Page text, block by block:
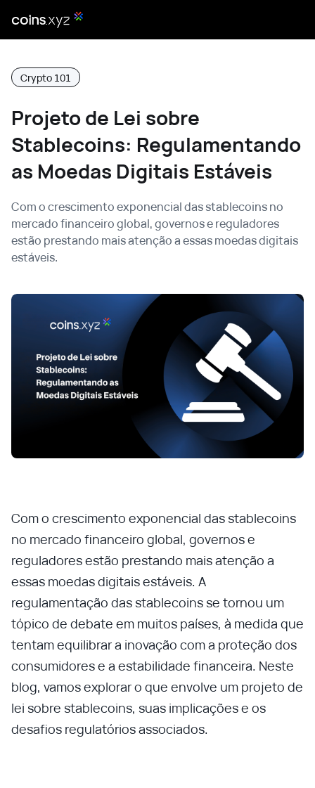
Crypto 101
Projeto de Lei sobre
Stablecoins: Regulamentando
as Moedas Digitais Estáveis
Com o crescimento exponencial das stablecoins no
mercado financeiro global, governos e reguladores
estão prestando mais atenção a essas moedas digitais
estáveis.
Com o crescimento exponencial das stablecoins
no mercado financeiro global, governos e
reguladores estão prestando mais atenção a
essas moedas digitais estáveis. A
regulamentação das stablecoins se tornou um
tópico de debate em muitos países, à medida que
tentam equilibrar a inovação com a proteção dos
consumidores e a estabilidade financeira. Neste
blog, vamos explorar o que envolve um projeto de
lei sobre stablecoins, suas implicações e os
desafios regulatórios associados.